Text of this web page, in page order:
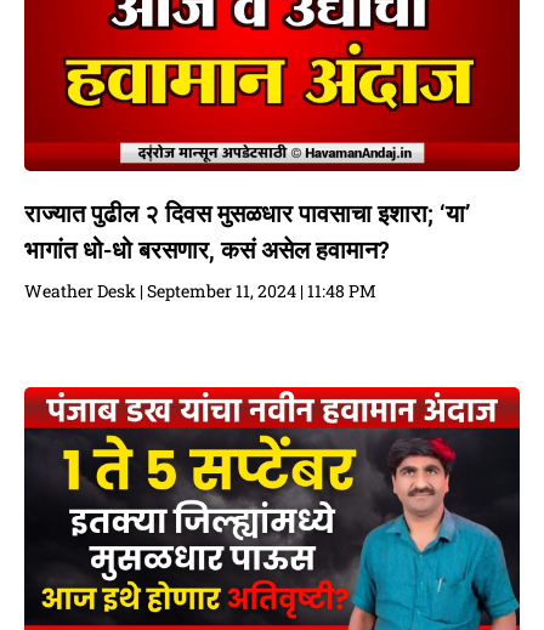
राज्यात पुढील २ दिवस मुसळधार पावसाचा इशारा; ‘या’
भागांत धो-धो बरसणार, कसं असेल हवामान?
Weather Desk September 11, 2024 11:48 PM